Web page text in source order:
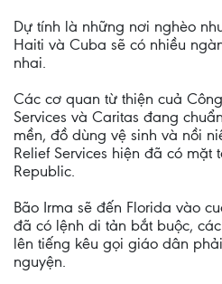
Dự tính là những nơi nghèo
Haiti và Cuba sẽ có nhiều
nhai.
Các cơ quan từ thiện cuả
Services và Caritas đang
mền, đồ dùng vệ sinh và nồi
Relief Services hiện đã có mặt
Republic.
Bão Irma sẽ đến Florida vào
đã có lệnh di tản bắt buộc,
lên tiếng kêu gọi giáo dân
nguyện.